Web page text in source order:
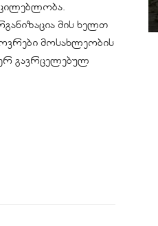
მის ხელთ
მოსახლეობის
გავრცელებულ